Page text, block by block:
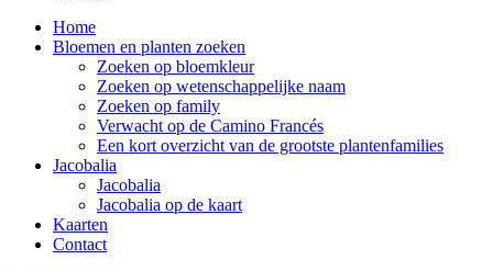
Home
Bloemen en planten zoeken
Zoeken op bloemkleur
Zoeken op wetenschappelijke naam
Zoeken op family
Verwacht op de Camino Francés
Een kort overzicht van de grootste plantenfamilies
Jacobalia
Jacobalia
Jacobalia op de kaart
Kaarten
Contact